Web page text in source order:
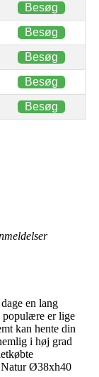
Besøg
Besøg
Besøg
Besøg
Besøg
en lang
populære er lige
kan hente din
i høj grad
Natur Ø38xh40